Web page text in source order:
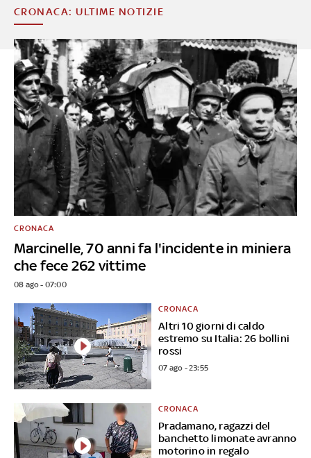
CRONACA: ULTIME NOTIZIE
Marcinelle, 70 anni fa l'incidente in miniera
che fece 262 vittime
CRONACA
08 ago - 07:00
Altri 10 giorni di caldo
estremo su Italia: 26 bollini
rossi
CRONACA
07 ago - 23:55
Pradamano, ragazzi del
banchetto limonate avranno
motorino in regalo
CRONACA